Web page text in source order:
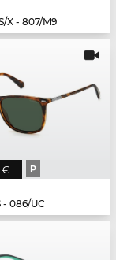
X - 807/M9
€ P
- 086/UC